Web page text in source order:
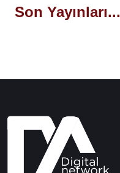
Son Yayınları...